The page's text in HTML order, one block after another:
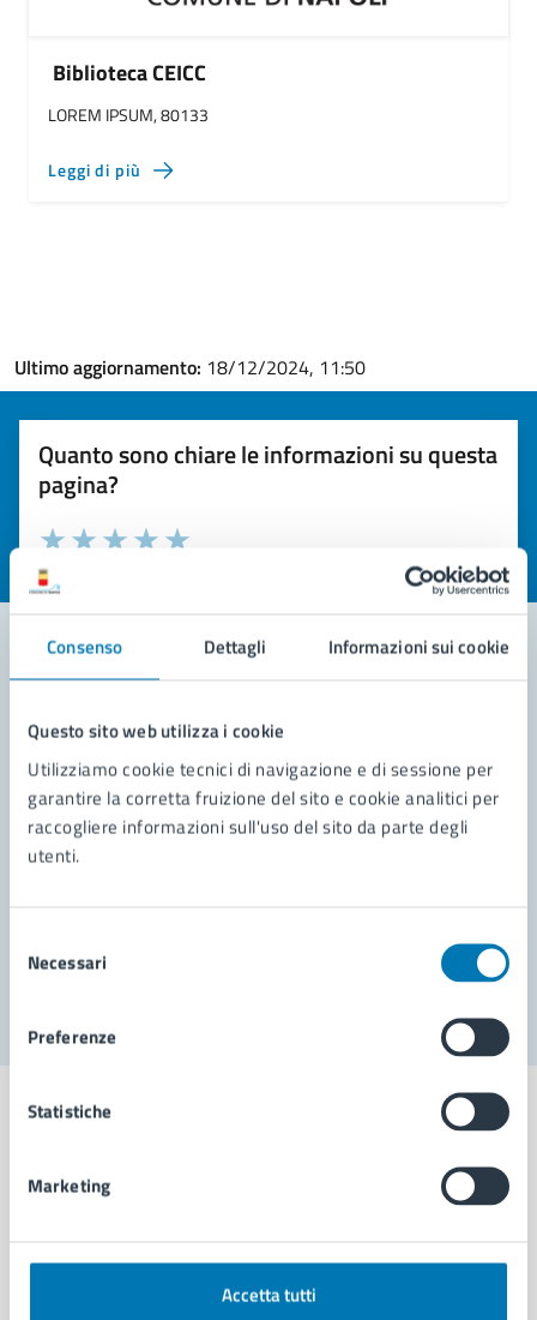
Consenso Dettagli Informazioni sui cookie
Questo sito web utilizza i cookie
Utilizziamo cookie tecnici di navigazione e di sessione per
garantire la corretta fruizione del sito e cookie analitici per
raccogliere informazioni sull'uso del sito da parte degli
utenti.
delNecessari
Preferenze
Statistiche
Marketing
Accetta tutti
Biblioteca CEICC
LOREM IPSUM, 80133
Leggi di più
Ultimo aggiornamento: 18/12/2024, 11:50
Quanto sono chiare le informazioni su questa
pagina?
Valuta la chiarezza delle informazioni (da 1 a 5 stelle)
Seleziona il numero di stelle per valutare la chiarezza delle
Valuta 1 stelle su 5
Richiedi assistenza
Segnala disservizio
Comune di Napoli
AMMINISTRAZIONE